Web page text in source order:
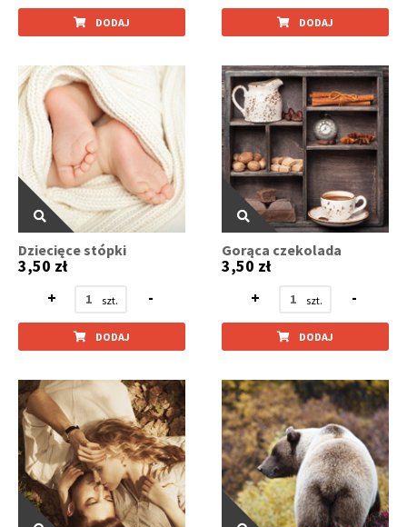
DODAJ DODAJ
Dziecięce stópki
3,50 zł
+
-
DODAJ
Gorąca czekolada
3,50 zł
+
-
DODAJ